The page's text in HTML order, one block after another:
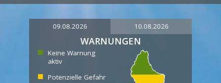
09.08.2026 10.08.2026
WARNUNGEN
Keine Warnung
aktiv
Potenzielle Gefahr